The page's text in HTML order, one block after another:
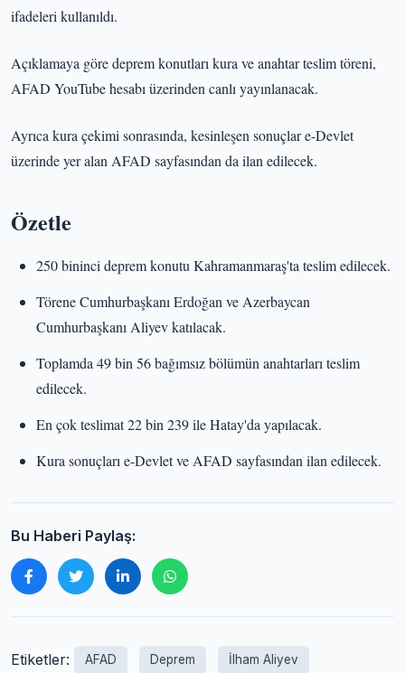
ifadeleri kullanıldı.
Açıklamaya göre deprem konutları kura ve anahtar teslim töreni,
AFAD YouTube hesabı üzerinden canlı yayınlanacak.
Ayrıca kura çekimi sonrasında, kesinleşen sonuçlar e-Devlet
üzerinde yer alan AFAD sayfasından da ilan edilecek.
Özetle
250 bininci deprem konutu Kahramanmaraş'ta teslim edilecek.
Törene Cumhurbaşkanı Erdoğan ve Azerbaycan
Cumhurbaşkanı Aliyev katılacak.
Toplamda 49 bin 56 bağımsız bölümün anahtarları teslim
edilecek.
En çok teslimat 22 bin 239 ile Hatay'da yapılacak.
Kura sonuçları e-Devlet ve AFAD sayfasından ilan edilecek.
Bu Haberi Paylaş:
Etiketler: AFAD Deprem İlham Aliyev